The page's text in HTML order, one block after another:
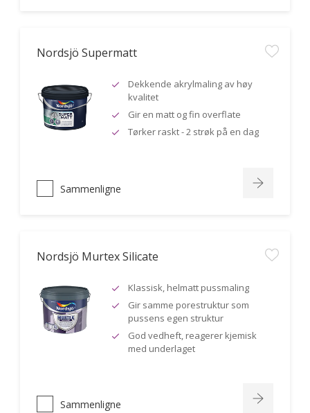
Nordsjö Supermatt
Dekkende akrylmaling av høy
kvalitet
Gir en matt og fin overflate
Tørker raskt - 2 strøk på en dag
Sammenligne
Nordsjö Murtex Silicate
Klassisk, helmatt pussmaling
Gir samme porestruktur som
pussens egen struktur
God vedheft, reagerer kjemisk
med underlaget
Sammenligne